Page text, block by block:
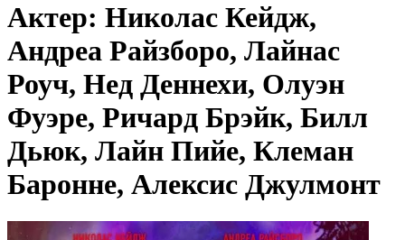
Актер: Николас Кейдж,
Андреа Райзборо, Лайнас
Роуч, Нед Деннехи, Олуэн
Фуэре, Ричард Брэйк, Билл
Дьюк, Лайн Пийе, Клеман
Баронне, Алексис Джулмонт